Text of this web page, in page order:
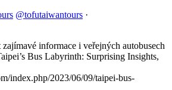
@tofutaiwantours ·
zajímavé informace i veřejných autobusech
Bus Labyrinth: Surprising Insights,
index.php/2023/06/09/taipei-bus-